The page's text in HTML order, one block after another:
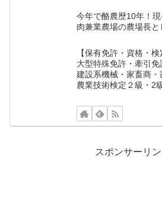
今年で酪農歴10年！
肉兼業農場の農場長と
【保有免許・資格・
大型特殊免許・牽引免
建設系機械・家畜商
農業技術検定２級・2
スポンサーリン